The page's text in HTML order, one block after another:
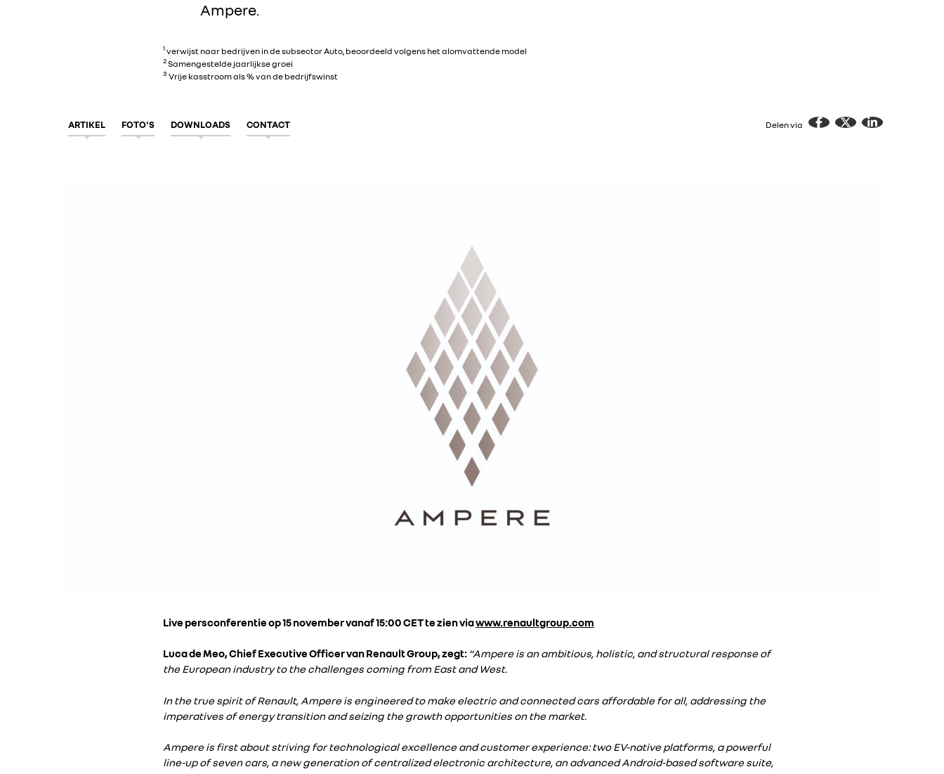
Ampere.
1verwijst naar bedrijven in de subsector Auto, beoordeeld volgens het alomvattende model
2Samengestelde jaarlijkse groei
3 Vrije kasstroom als % van de bedrijfswinst
ARTIKEL FOTO'S DOWNLOADS CONTACT Delen via
Live persconferentie op 15 november vanaf 15:00 CET te zien viawww.renaultgroup.com
Luca de Meo, Chief Executive Officer van Renault Group, zegt: “Ampere is an ambitious, holistic, and structural response of
the European industry to the challenges coming from East and West.
In the true spirit of Renault, Ampere is engineered to make electric and connected cars affordable for all, addressing the
imperatives of energy transition and seizing the growth opportunities on the market.
Ampere is first about striving for technological excellence and customer experience: two EV-native platforms, a powerful
line-up of seven cars, a new generation of centralized electronic architecture, an advanced Android-based software suite,